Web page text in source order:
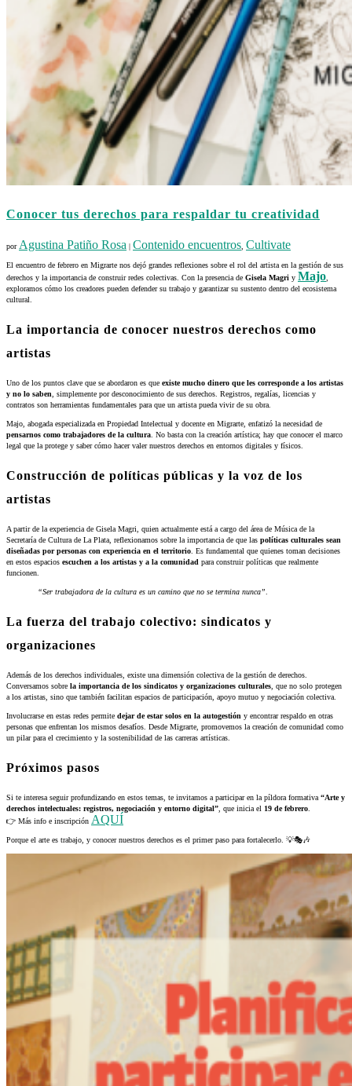
Conocer tus derechos para respaldar tu creatividad
por Agustina Patiño Rosa | Contenido encuentros Cultivate
El encuentro de febrero en Migrarte nos dejó grandes reflexiones sobre el rol del artista en la gestión de sus
derechos y la importancia de construir redes colectivas. Con la presencia de Gisela Magri y Majo
exploramos cómo los creadores pueden defender su trabajo y garantizar su sustento dentro del ecosistema
cultural.
La importancia de conocer nuestros derechos como
artistas
Uno de los puntos clave que se abordaron es que existe mucho dinero que les corresponde a los artistas
y no lo saben , simplemente por desconocimiento de sus derechos. Registros, regalías, licencias y
contratos son herramientas fundamentales para que un artista pueda vivir de su obra.
Majo, abogada especializada en Propiedad Intelectual y docente en Migrarte, enfatizó la necesidad de
pensarnos como trabajadores de la cultura . No basta con la creación artística; hay que conocer el marco
legal que la protege y saber cómo hacer valer nuestros derechos en entornos digitales y físicos.
Construcción de políticas públicas y la voz de los
artistas
A partir de la experiencia de Gisela Magri, quien actualmente está a cargo del área de Música de la
Secretaría de Cultura de La Plata, reflexionamos sobre la importancia de que las políticas culturales sean
diseñadas por personas con experiencia en el territorio . Es fundamental que quienes toman decisiones
en estos espacios escuchen a los artistas y a la comunidad para construir políticas que realmente
funcionen.
“Ser trabajadora de la cultura es un camino que no se termina nunca”
La fuerza del trabajo colectivo: sindicatos y
organizaciones
Además de los derechos individuales, existe una dimensión colectiva de la gestión de derechos.
Conversamos sobre la importancia de los sindicatos y organizaciones culturales , que no solo protegen
a los artistas, sino que también facilitan espacios de participación, apoyo mutuo y negociación colectiva.
Involucrarse en estas redes permite dejar de estar solos en la autogestión y encontrar respaldo en otras
personas que enfrentan los mismos desafíos. Desde Migrarte, promovemos la creación de comunidad como
un pilar para el crecimiento y la sostenibilidad de las carreras artísticas.
Próximos pasos
Si te interesa seguir profundizando en estos temas, te invitamos a participar en la píldora formativa “Arte y
derechos intelectuales: registros, negociación y entorno digital” , que inicia el 19 de febrero
👉 Más info e inscripción AQUÍ
Porque el arte es trabajo, y conocer nuestros derechos es el primer paso para fortalecerlo. 💡🎭🎶